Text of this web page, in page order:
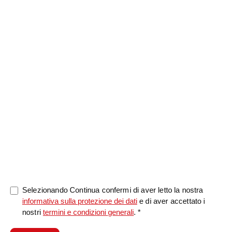
Selezionando Continua confermi di aver letto la nostra
informativa sulla protezione dei dati e di aver accettato i
nostritermini e condizioni generali. *